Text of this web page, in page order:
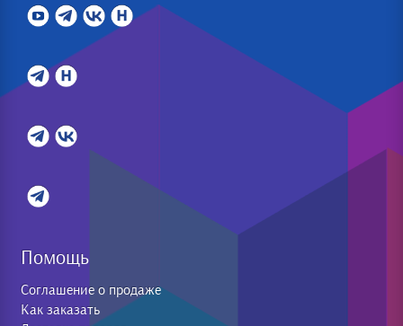
Помощь
Соглашение о продаже
Как заказать